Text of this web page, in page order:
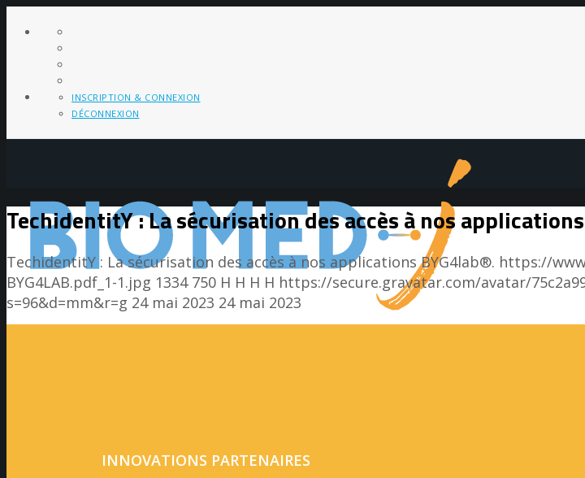
INSCRIPTION & CONNEXION
DÉCONNEXION
TechidentitY : La sécurisation des accès à nos
TechidentitY : La sécurisation des accès à nos applications BYG4lab®. https://
BYG4LAB.pdf_1-1.jpg 1334 750 H H H H https://secure.gravatar.com/avatar/
s=96&d=mm&r=g 24 mai 2023 24 mai 2023
INNOVATIONS PARTENAIRES